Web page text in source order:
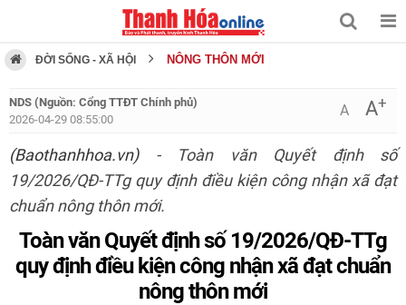
ĐỜI SỐNG - XÃ HỘI NÔNG THÔN MỚI
NDS (Nguồn: Cổng TTĐT Chính phủ)
2026-04-29 08:55:00
A A+
(Baothanhhoa.vn)- Toàn văn Quyết định số
19/2026/QĐ-TTg quy định điều kiện công nhận xã đạt
chuẩn nông thôn mới.
Toàn văn Quyết định số 19/2026/QĐ-TTg
quy định điều kiện công nhận xã đạt chuẩn
nông thôn mới